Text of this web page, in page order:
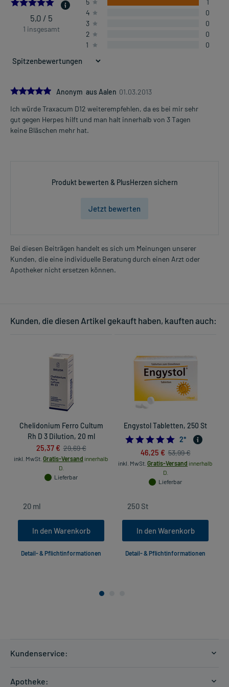
5.0
5,0 / 5
1 insgesamt
5
1
4
0
3
0
2
0
1
0
5.0Anonym aus Aalen 01.03.2013
Ich würde Traxacum D12 weiterempfehlen, da es bei mir sehr
gut gegen Herpes hilft und man halt innerhalb von 3 Tagen
keine Bläschen mehr hat.
Produkt bewerten & PlusHerzen sichern
Jetzt bewerten
Bei diesen Beiträgen handelt es sich um Meinungen unserer
Kunden, die eine individuelle Beratung durch einen Arzt oder
Apotheker nicht ersetzen können.
Kunden, die diesen Artikel gekauft haben, kauften auch:
Chelidonium Ferro Cultum
Rh D 3 Dilution, 20 ml
25,37 € 29,69 €
inkl. MwSt. Gratis-Versand innerhalb
D.
Lieferbar
In den Warenkorb
Detail- & Pflichtinformationen
Engystol Tabletten, 250 St
5.0
2*
46,25 € 53,99 €
inkl. MwSt. Gratis-Versand innerhalb
D.
Lieferbar
In den Warenkorb
Detail- & Pflichtinformationen
Kundenservice:
Apotheke: